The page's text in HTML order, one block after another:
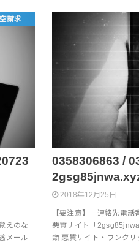
請求
えのな
メール
0358306863 /
2018年12月25日
【要注意】 連絡先電
悪質サイト「
類 悪質サイト・ワンク